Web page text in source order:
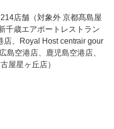
店舗（対象外 京都髙島屋
千歳エアポートレストラン
店、Royal Host centrair gour
島空港店、鹿児島空港店、
屋星ヶ丘店）